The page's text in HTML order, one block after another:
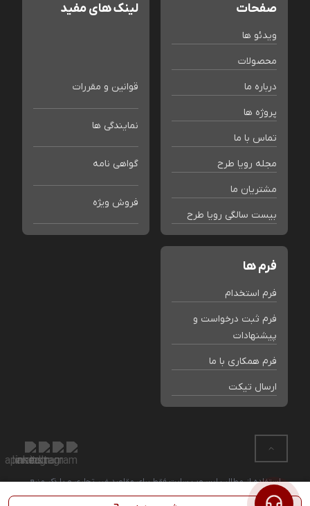
صفحات
ویدئو ها
محصولات
درباره ما
پروژه ها
تماس با ما
مجله رویا طرح
مشتریان ما
بیست سالگی رویا طرح
لینک های مفید
قوانین و مقررات
نمایندگی ها
گواهی نامه
فروش ویژه
فرم ها
فرم استخدام
فرم ثبت درخواست و
پیشنهادات
فرم همکاری با ما
ارسال تیکت
استفاده از مطالب این وب سایت فقط برای مقاصد غیر تجاری و با ذکر منبع
بلامانع است. کلیه حقوق این سایت متعلق به فروشگاه رویا طرح می باشد.